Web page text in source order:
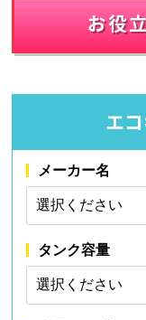
お役
エ
メーカー名
タンク容量